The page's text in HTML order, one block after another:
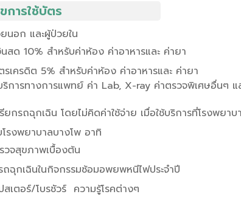
การใช้บัตร
นอก และผู้ป่วยใน
สด 10% สำหรับค่าห้อง ค่าอาหารและ ค่ายา
เครดิต 5% สำหรับค่าห้อง ค่าอาหารและ ค่ายา
ริการทางการแพทย์ ค่า Lab, X-ray ค่าตรวจพิเศษอื่นๆ
กรถฉุกเฉิน โดยไม่คิดค่าใช้จ่าย เมื่อใช้บริการที่โรงพยาบ
รงพยาบาลบางโพ อาทิ
วจสุขภาพเบื้องต้น
ฉุกเฉินในกิจกรรมซ้อมอพยพหนีไฟประจำปี
สเตอร์/โบรชัวร์ ความรู้โรคต่างๆ